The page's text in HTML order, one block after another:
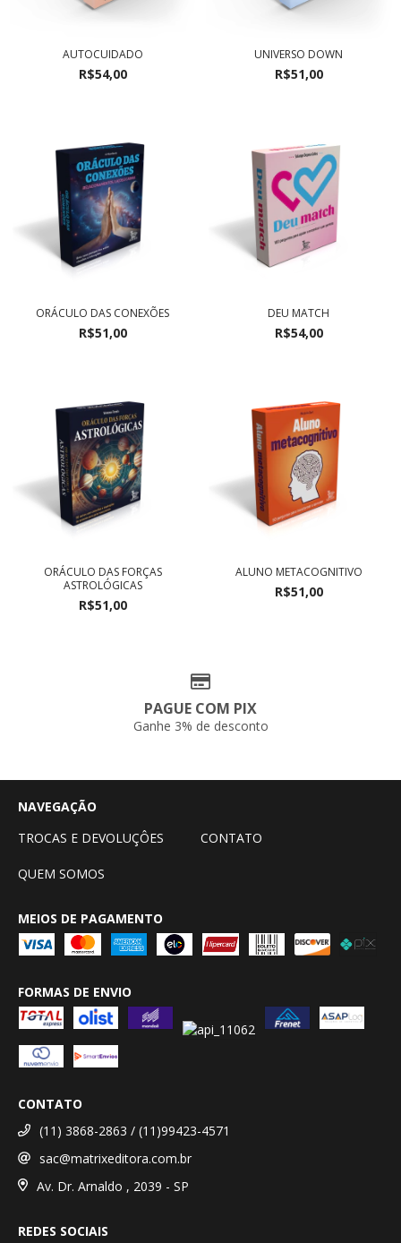
AUTOCUIDADO
R$54,00
UNIVERSO DOWN
R$51,00
ORÁCULO DAS CONEXÕES
R$51,00
DEU MATCH
R$54,00
ORÁCULO DAS FORÇAS
ASTROLÓGICAS
R$51,00
ALUNO METACOGNITIVO
R$51,00
PAGUE COM PIX
Ganhe 3% de desconto
NAVEGAÇÃO
TROCAS E DEVOLUÇÔES
CONTATO
QUEM SOMOS
MEIOS DE PAGAMENTO
FORMAS DE ENVIO
CONTATO
(11) 3868-2863 / (11)99423-4571
sac@matrixeditora.com.br
Av. Dr. Arnaldo , 2039 - SP
REDES SOCIAIS